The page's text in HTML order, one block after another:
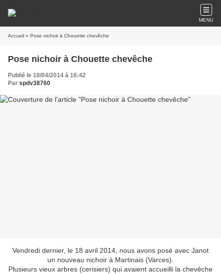
MENU
Accueil » Pose nichoir à Chouette chevêche
Pose nichoir à Chouette chevêche
Publié le 18/04/2014 à 16:42
Par spdv38760
Vendredi dernier, le 18 avril 2014, nous avons posé avec Janot
un nouveau nichoir à Martinais (Varces).
Plusieurs vieux arbres (cerisiers) qui avaient accueilli la chevêche